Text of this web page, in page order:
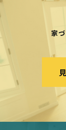
家